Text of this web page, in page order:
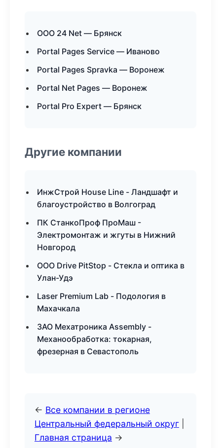
ООО 24 Net — Брянск
Portal Pages Service — Иваново
Portal Pages Spravka — Воронеж
Portal Net Pages — Воронеж
Portal Pro Expert — Брянск
Другие компании
ИнжСтрой House Line - Ландшафт и
благоустройство в Волгоград
ПК СтанкоПроф ПроМаш -
Электромонтаж и жгуты в Нижний
Новгород
ООО Drive PitStop - Стекла и оптика в
Улан-Удэ
Laser Premium Lab - Подология в
Махачкала
ЗАО Мехатроника Assembly -
Механообработка: токарная,
фрезерная в Севастополь
← Все компании в регионе
Центральный федеральный округ
Главная страница →